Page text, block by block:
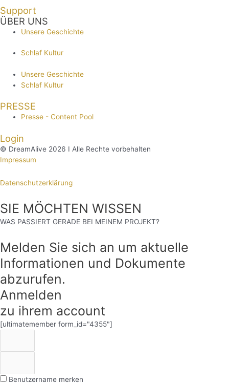
Support
ÜBER UNS
Unsere Geschichte
Schlaf Kultur
Unsere Geschichte
Schlaf Kultur
PRESSE
Presse - Content Pool
Login
© DreamAlive 2026 I Alle Rechte vorbehalten
Impressum
Datenschutzerklärung
SIE MÖCHTEN WISSEN
WAS PASSIERT GERADE BEI MEINEM PROJEKT?
Melden Sie sich an um aktuelle
Informationen und Dokumente
abzurufen.
Anmelden
zu ihrem account
[ultimatemember form_id="4355"]
Benutzername merken